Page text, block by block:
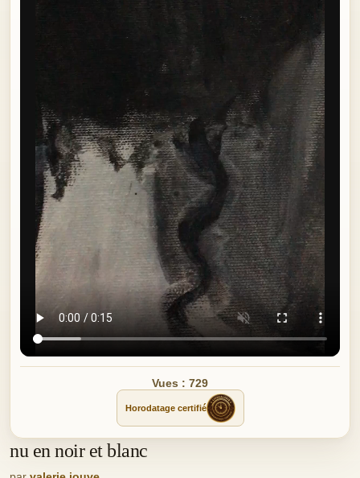
Vues : 729
Horodatage certifié
nu en noir et blanc